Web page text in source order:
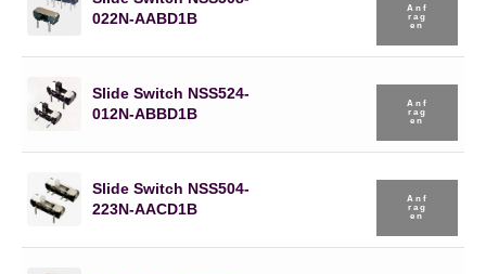
022N-AABD1B
Anf
Rag
En
Slide Switch NSS524-
012N-ABBD1B
Anf
Rag
En
Slide Switch NSS504-
223N-AACD1B
Anf
Rag
En